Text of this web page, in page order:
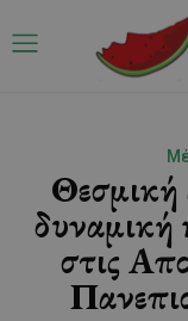
Θεσμική
δυναμική
στις